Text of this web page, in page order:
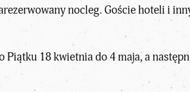
nocleg. Goście hoteli i
18 kwietnia do 4 maja, a